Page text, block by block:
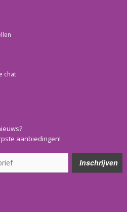
chat
aanbiedingen!